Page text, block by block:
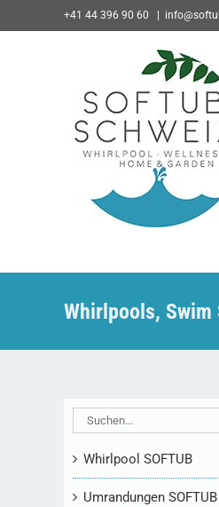
to
+41 44 396 90 60
Whirlpools, Swim
Whirlpool SOFTUB
Umrandungen SOFTUB